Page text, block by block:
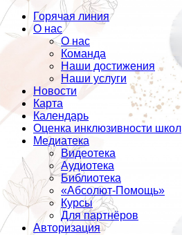
Горячая линия
О нас
О нас
Команда
Наши достижения
Наши услуги
Новости
Карта
Календарь
Оценка инклюзивности школ
Медиатека
Видеотека
Аудиотека
Библиотека
«Абсолют-Помощь»
Курсы
Для партнёров
Авторизация